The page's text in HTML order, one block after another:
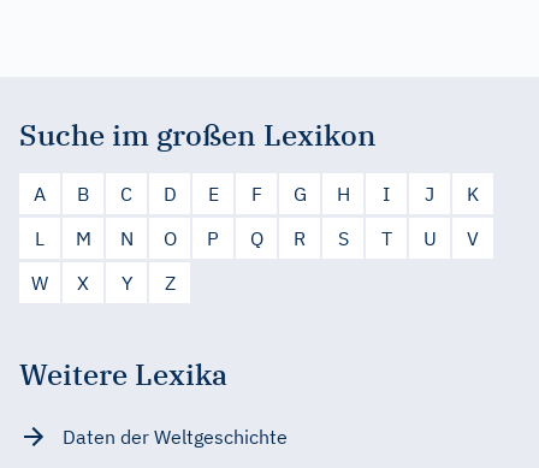
Suche im großen Lexikon
A B C D E F G H I J
K
L
M N O P Q R S T U
V
W
X Y Z
Weitere Lexika
Daten der Weltgeschichte